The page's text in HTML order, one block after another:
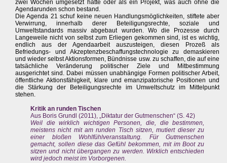
zwei Wochen umgesetzt hätte oder als ein Projekt, was auch ohne die
Agendarunden schon bestand.
Die Agenda 21 schuf keine neuen Handlungsmöglichkeiten, stiftete aber
Verwirrung, innerhalb derer Beteiligungsrechte, soziale und
Umweltstandards massiv abgebaut wurden. Wo die Prozesse durch
Langeweile nicht von selbst zum Erliegen gekommen sind, ist es wichtig,
endlich aus der Agendaarbeit auszusteigen, diesen Prozeß als
Befriedungs- und Akzeptenzbeschaffungstechnologie zu demaskieren
und wieder selbst Aktionsformen, Bündnisse usw. zu schaffen, die auf eine
tatsächliche Veränderung politischer Ziele und Mitbestimmung
ausgerichtet sind. Dabei müssen unabhängige Formen politischer Arbeit,
öffentliche Aktionsfähigkeit, klare und emanzipatorische Positionen und
die Stärkung der Beteiligungsrechte im Umweltschutz im Mittelpunkt
stehen.
Kritik an runden Tischen
Aus Boris Grundl (2011), „Diktatur der Gutmenschen“ (S. 42)
Weil die wirklich wichtigen Personen, die, die bestimmen,
meistens nicht mit am runden Tisch sitzen, mutiert dieser zu
einer bloßen Wohlfühlveranstaltung. Für Gutmenschen
gemacht, sollen diese das Gefühl bekommen, mit im Boot zu
sitzen und nicht übergangen zu werden. Wirklich entschieden
wird jedoch meist im Vorborgenen.